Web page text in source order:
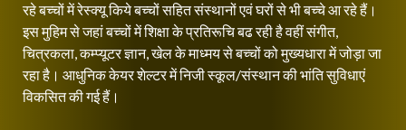
रहे बच्चों में रेस्क्यू किये बच्चों सहित संस्थानों एवं घरों से भी बच्चे आ रहे हैं।
इस मुहिम से जहां बच्चों में शिक्षा के प्रतिरूचि बढ रही है वहीं संगीत,
चित्रकला, कम्प्यूटर ज्ञान, खेल के माध्मय से बच्चों को मुख्यधारा में जोड़ा जा
रहा है। आधुनिक केयर शेल्टर में निजी स्कूल/संस्थान की भांति सुविधाएं
विकसित की गई हैं।